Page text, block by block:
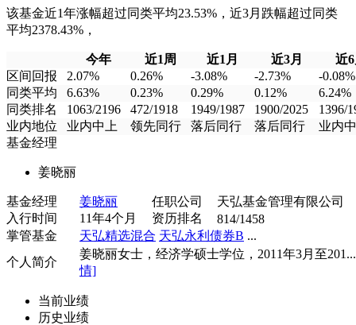
该基金近1年涨幅超过同类平均23.53%，近3月跌幅超过同类
平均2378.43%，
今年 近1周 近1月 近3月
近
区间回报
2.07% 0.26% -3.08% -2.73%
-0.08%
同类平均
6.63% 0.23% 0.29% 0.12%
6.24%
同类排名
1063/2196 472/1918 1949/1987 1900/2025
1396/
业内地位
业内中上 领先同行 落后同行 落后同行
业内
基金经理
姜晓丽
基金经理 姜晓丽 任职公司
天弘基金管理有限公司
入行时间
11年4个月 资历排名
814/1458
掌管基金
天弘精选混合 天弘永利债券B ...
个人简介
姜晓丽女士，经济学硕士学位，2011年3月至201...
情]
当前业绩
历史业绩